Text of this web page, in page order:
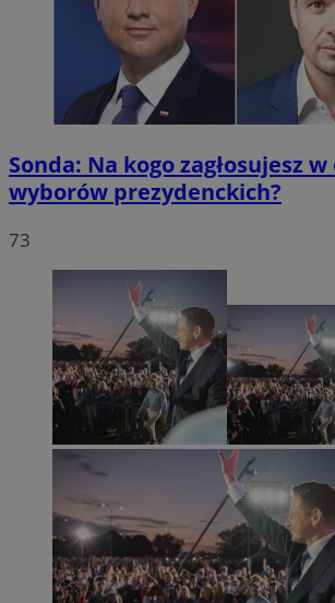
Sonda: Na kogo zagłosujesz
wyborów prezydenckich?
73